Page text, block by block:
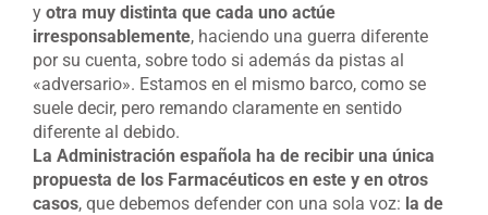
y otra muy distinta que cada uno actúe
irresponsablemente, haciendo una guerra diferente
por su cuenta, sobre todo si además da pistas al
«adversario». Estamos en el mismo barco, como se
suele decir, pero remando claramente en sentido
diferente al debido.
La Administración española ha de recibir una única
propuesta de los Farmacéuticos en este y en otros
casos, que debemos defender con una sola voz: la de